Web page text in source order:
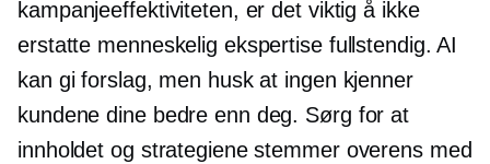
kampanjeeffektiviteten, er det viktig å ikke
erstatte menneskelig ekspertise fullstendig. AI
kan gi forslag, men husk at ingen kjenner
kundene dine bedre enn deg. Sørg for at
innholdet og strategiene stemmer overens med